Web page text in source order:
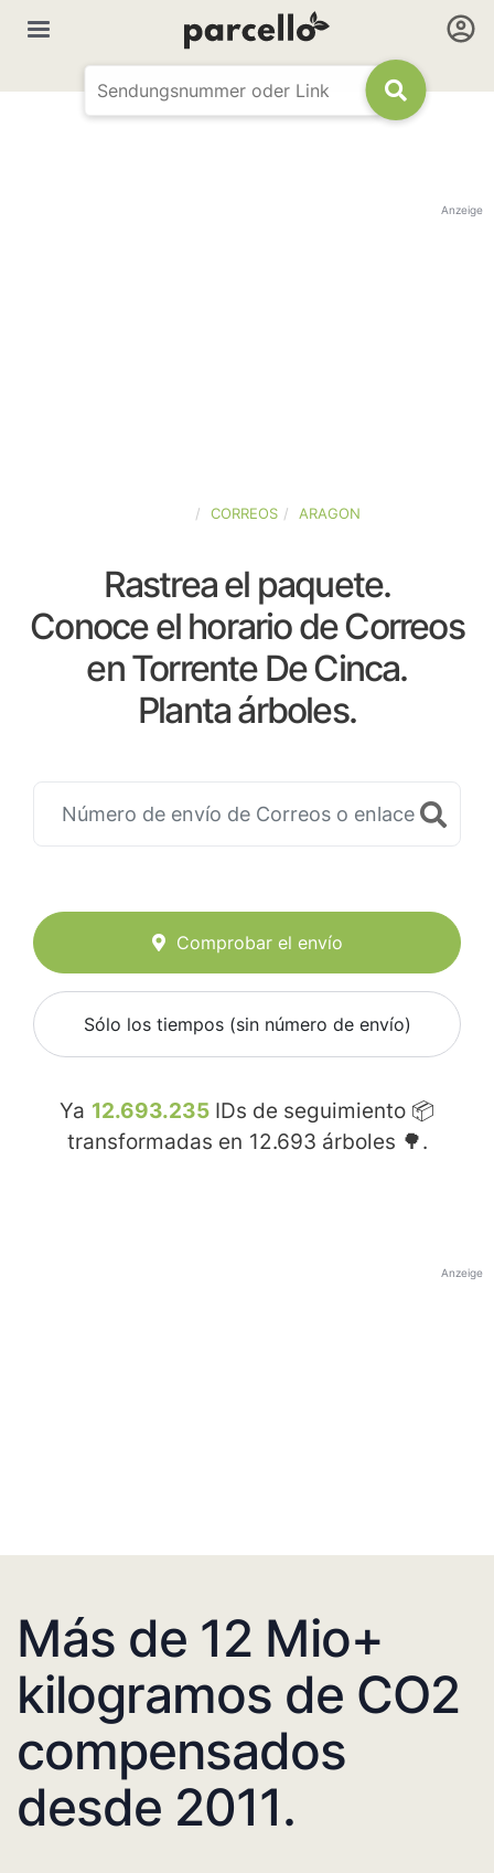
Anzeige
CORREOS ARAGON
Rastrea el paquete.
Conoce el horario de Correos
en Torrente De Cinca.
Planta árboles.
Comprobar el envío
Sólo los tiempos (sin número de envío)
Ya 12.693.235 IDs de seguimiento 📦
transformadas en 12.693 árboles 🌳.
Anzeige
Más de 12 Mio+
kilogramos de CO2
compensados
desde 2011.